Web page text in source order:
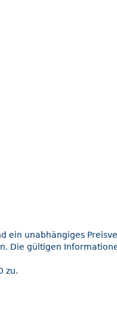
ein unabhängiges
Die gültigen
zu.